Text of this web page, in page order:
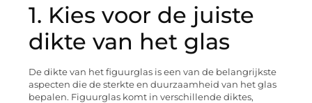
1. Kies voor de juiste
dikte van het glas
De dikte van het figuurglas is een van de belangrijkste
aspecten die de sterkte en duurzaamheid van het glas
bepalen. Figuurglas komt in verschillende diktes,